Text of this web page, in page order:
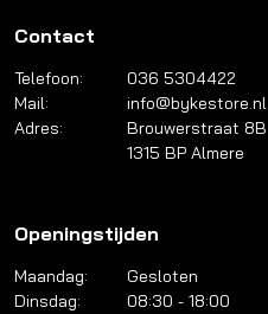
Contact
Telefoon:
036 5304422
Mail:
info@bykestore.nl
Adres:
Brouwerstraat 8B
1315 BP Almere
Openingstijden
Maandag:
Gesloten
Dinsdag:
08:30 - 18:00